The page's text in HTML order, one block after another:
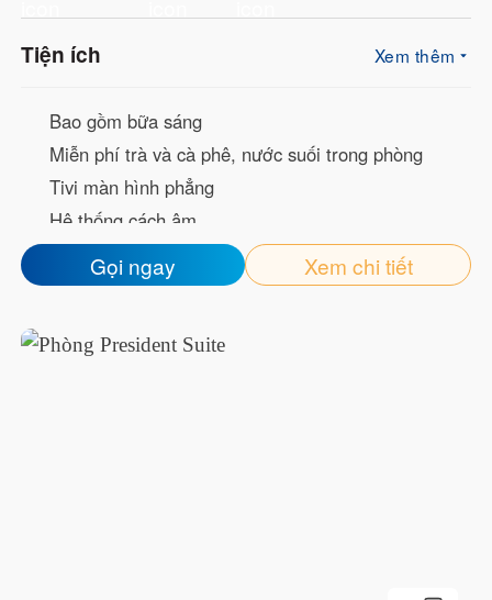
Tiện ích Xem thêm
Bao gồm bữa sáng
Miễn phí trà và cà phê, nước suối trong phòng
Tivi màn hình phẳng
Hệ thống cách âm
Welcome Drink
Mạng wifi tốc độ cao
Minibar
Gọi ngay Xem chi tiết